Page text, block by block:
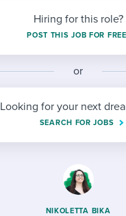
Developing &
Ensuring
Finding and
Candidate/
Onboarding
Step-by-step
HR terms
Pay & benefits
Career
Overall career
Hiring for this role?
POST THIS JOB FOR FREE
or
Looking for your next
SEARCH FOR JOBS
NIKOLETTA BIKA